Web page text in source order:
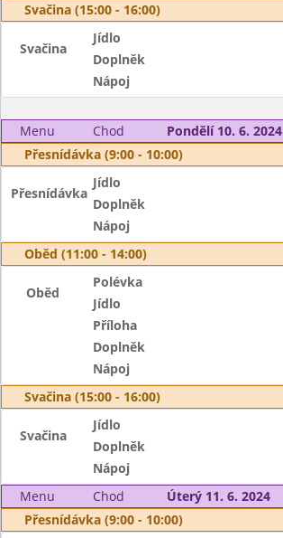
Svačina (15:00 - 16:00)
Svačina
Jídlo
Doplněk
Nápoj
Menu Chod
Pondělí 10. 6. 2024
Přesnídávka (9:00 - 10:00)
Přesnídávka
Jídlo
Doplněk
Nápoj
Oběd (11:00 - 14:00)
Oběd
Polévka
Jídlo
Příloha
Doplněk
Nápoj
Svačina (15:00 - 16:00)
Svačina
Jídlo
Doplněk
Nápoj
Menu
Chod
Úterý 11. 6. 2024
Přesnídávka (9:00 - 10:00)